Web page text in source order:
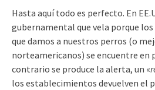
Hasta aquí todo es perfecto. En
gubernamental que vela porque
que damos a nuestros perros (o
norteamericanos) se encuentre en
contrario se produce la alerta, un «
los establecimientos devuelven el